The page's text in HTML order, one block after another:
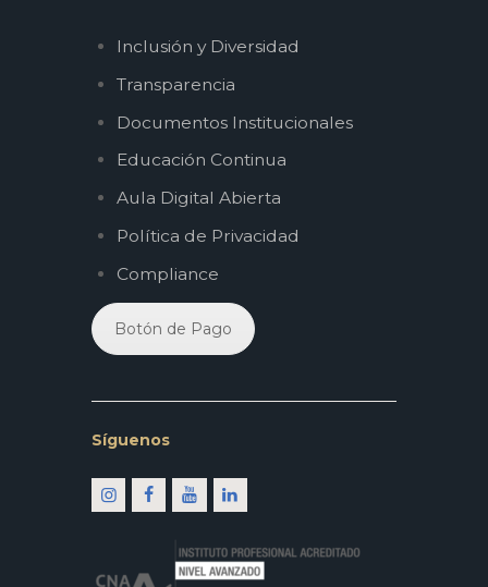
Inclusión y Diversidad
Transparencia
Documentos Institucionales
Educación Continua
Aula Digital Abierta
Política de Privacidad
Compliance
Botón de Pago
Síguenos